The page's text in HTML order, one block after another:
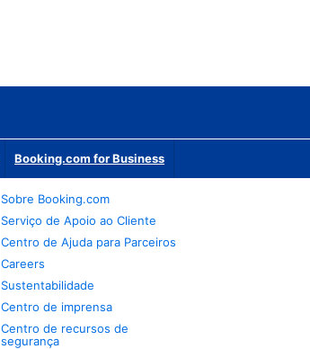
Booking.com for Business
Sobre Booking.com
Serviço de Apoio ao Cliente
Centro de Ajuda para Parceiros
Careers
Sustentabilidade
Centro de imprensa
Centro de recursos de
segurança